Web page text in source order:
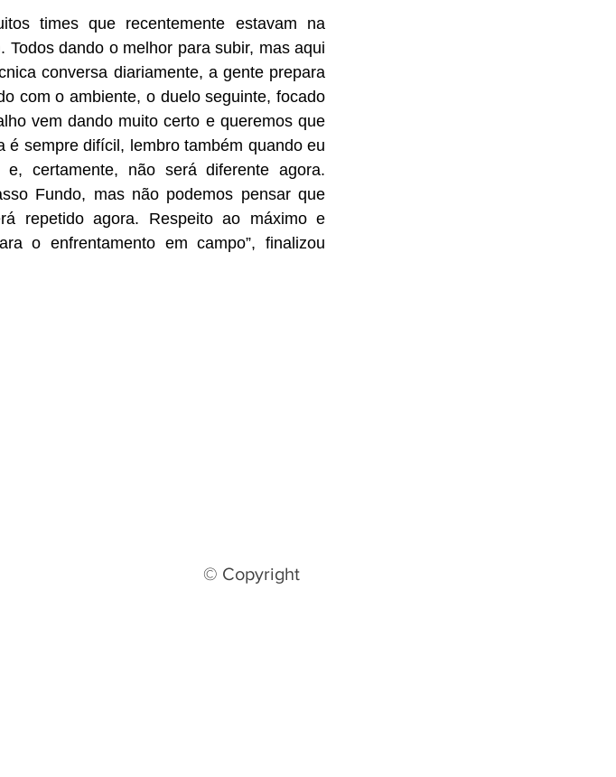
times que recentemente estavam na
dando o melhor para subir, mas aqui
conversa diariamente, a gente prepara
com o ambiente, o duelo seguinte, focado
vem dando muito certo e queremos que
sempre difícil, lembro também quando eu
certamente, não será diferente agora.
Fundo, mas não podemos pensar que
repetido agora. Respeito ao máximo e
o enfrentamento em campo”, finalizou
© Copyright